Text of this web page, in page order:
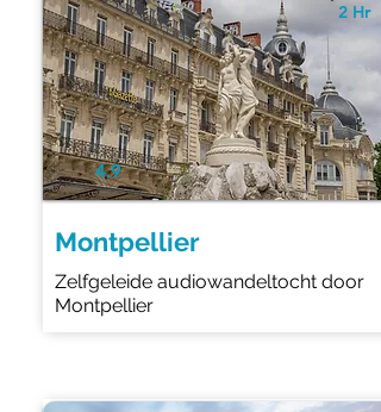
4.9
Montpellier
Zelfgeleide audiowandeltocht door
Montpellier
2 Hr